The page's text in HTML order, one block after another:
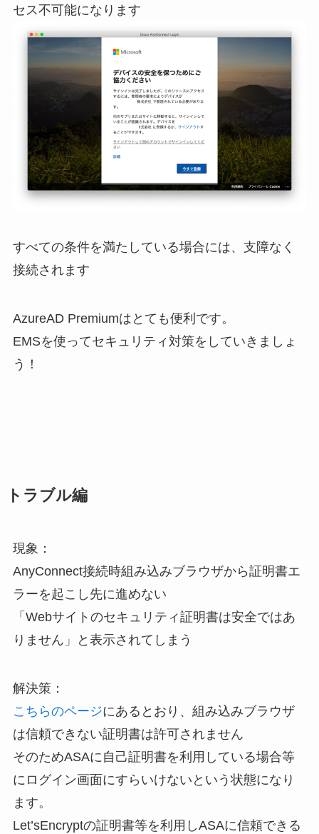
セス不可能になります
すべての条件を満たしている場合には、支障なく
接続されます
AzureAD Premiumはとても便利です。
EMSを使ってセキュリティ対策をしていきましょ
う！
トラブル編
現象：
AnyConnect接続時組み込みブラウザから証明書エ
ラーを起こし先に進めない
「Webサイトのセキュリティ証明書は安全ではあ
りません」と表示されてしまう
解決策：
こちらのページにあるとおり、組み込みブラウザ
は信頼できない証明書は許可されません
そのためASAに自己証明書を利用している場合等
にログイン画面にすらいけないという状態になり
ます。
Let’sEncryptの証明書等を利用しASAに信頼できる